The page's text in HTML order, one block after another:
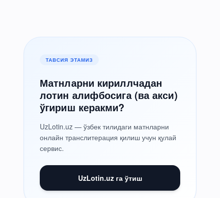
ТАВСИЯ ЭТАМИЗ
Матнларни кириллчадан
лотин алифбосига (ва акси)
ўгириш керакми?
UzLotin.uz — ўзбек тилидаги матнларни
онлайн транслитерация қилиш учун қулай
сервис.
UzLotin.uz га ўтиш